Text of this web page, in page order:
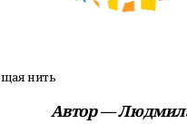
нить
Автор —